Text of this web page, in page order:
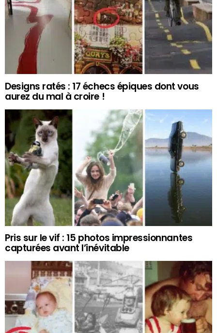
Designs ratés : 17 échecs épiques dont vous
aurez du mal à croire !
Pris sur le vif : 15 photos impressionnantes
capturées avant l’inévitable